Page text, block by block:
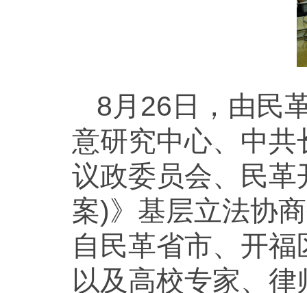
8月26日，由民
意研究中心、中
议政委员会、民
案)》基层立法协
自民革省市、开
以及高校专家、